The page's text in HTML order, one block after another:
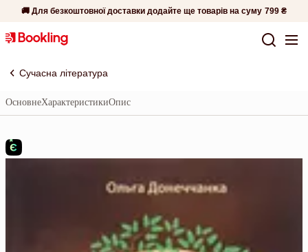
🚚 Для безкоштовної доставки додайте ще товарів на суму 799 ₴
Сучасна література
ОсновнеХарактеристикиОпис